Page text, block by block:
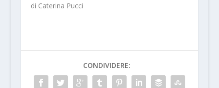
di Caterina Pucci
CONDIVIDERE: